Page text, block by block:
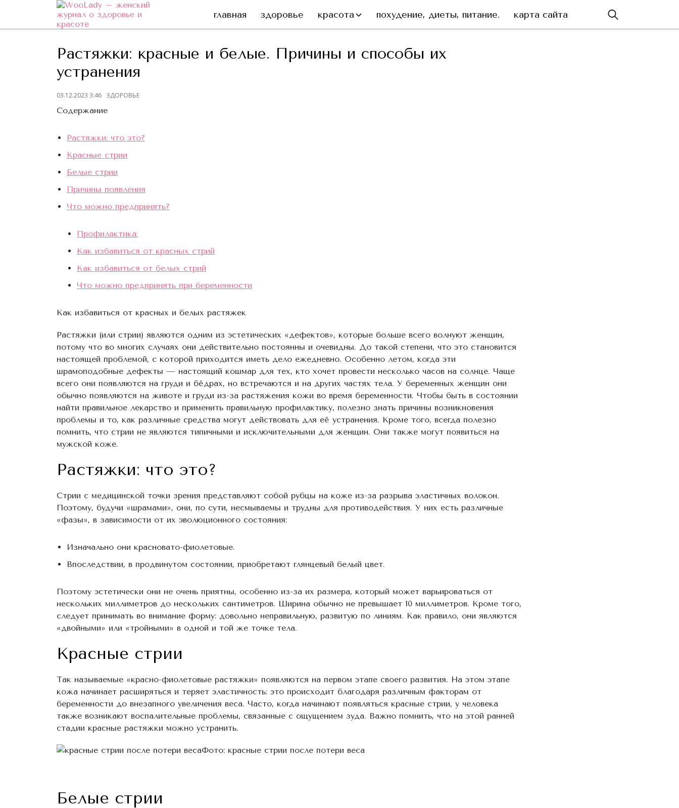
главная здоровье красота похудение, диеты, питание. карта сайта
Растяжки: красные и белые. Причины и способы их
устранения
03.12.2023 3:46 ЗДОРОВЬЕ
Содержание
Растяжки: что это?
Красные стрии
Белые стрии
Причины появления
Что можно предпринять?
Профилактика:
Как избавиться от красных стрий
Как избавиться от белых стрий
Что можно предпринять при беременности
Как избавиться от красных и белых растяжек
Растяжки (или стрии) являются одним из эстетических «дефектов», которые больше всего волнуют женщин,
потому что во многих случаях они действительно постоянны и очевидны. До такой степени, что это становится
настоящей проблемой, с которой приходится иметь дело ежедневно. Особенно летом, когда эти
шрамоподобные дефекты — настоящий кошмар для тех, кто хочет провести несколько часов на солнце. Чаще
всего они появляются на груди и бёдрах, но встречаются и на других частях тела. У беременных женщин они
обычно появляются на животе и груди из-за растяжения кожи во время беременности. Чтобы быть в состоянии
найти правильное лекарство и применить правильную профилактику, полезно знать причины возникновения
проблемы и то, как различные средства могут действовать для её устранения. Кроме того, всегда полезно
помнить, что стрии не являются типичными и исключительными для женщин. Они также могут появиться на
мужской коже.
Растяжки: что это?
Стрии с медицинской точки зрения представляют собой рубцы на коже из-за разрыва эластичных волокон.
Поэтому, будучи «шрамами», они, по сути, несмываемы и трудны для противодействия. У них есть различные
«фазы», в зависимости от их эволюционного состояния:
Изначально они красновато-фиолетовые.
Впоследствии, в продвинутом состоянии, приобретают глянцевый белый цвет.
Поэтому эстетически они не очень приятны, особенно из-за их размера, который может варьироваться от
нескольких миллиметров до нескольких сантиметров. Ширина обычно не превышает 10 миллиметров. Кроме того,
следует принимать во внимание форму: довольно неправильную, развитую по линиям. Как правило, они являются
«двойными» или «тройными» в одной и той же точке тела.
Красные стрии
Так называемые «красно-фиолетовые растяжки» появляются на первом этапе своего развития. На этом этапе
кожа начинает расширяться и теряет эластичность: это происходит благодаря различным факторам от
беременности до внезапного увеличения веса. Часто, когда начинают появляться красные стрии, у человека
также возникают воспалительные проблемы, связанные с ощущением зуда. Важно помнить, что на этой ранней
стадии красные растяжки можно устранить.
Фото: красные стрии после потери веса
Белые стрии